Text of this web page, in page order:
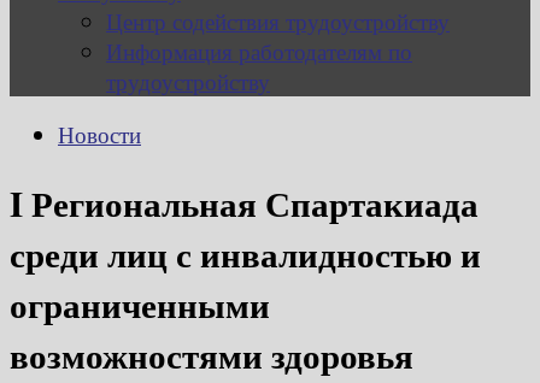
Центр содействия трудоустройству
Информация работодателям по
трудоустройству
Новости
I Региональная Спартакиада
среди лиц с инвалидностью и
ограниченными
возможностями здоровья